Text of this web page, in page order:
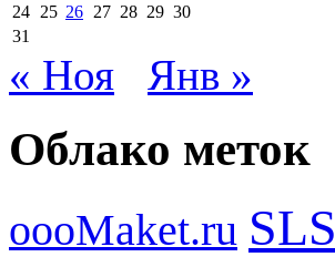
24 25 26 27 28 29 30
31
« Ноя Янв »
Облако меток
oooMaket.ru SLS